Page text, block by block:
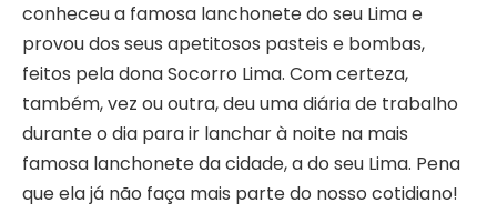
conheceu a famosa lanchonete do seu Lima e
provou dos seus apetitosos pasteis e bombas,
feitos pela dona Socorro Lima. Com certeza,
também, vez ou outra, deu uma diária de trabalho
durante o dia para ir lanchar à noite na mais
famosa lanchonete da cidade, a do seu Lima. Pena
que ela já não faça mais parte do nosso cotidiano!